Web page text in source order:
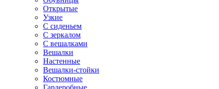
Открытые
Узкие
С сиденьем
С зеркалом
С вешалками
Вешалки
Настенные
Вешалки-стойки
Костюмные